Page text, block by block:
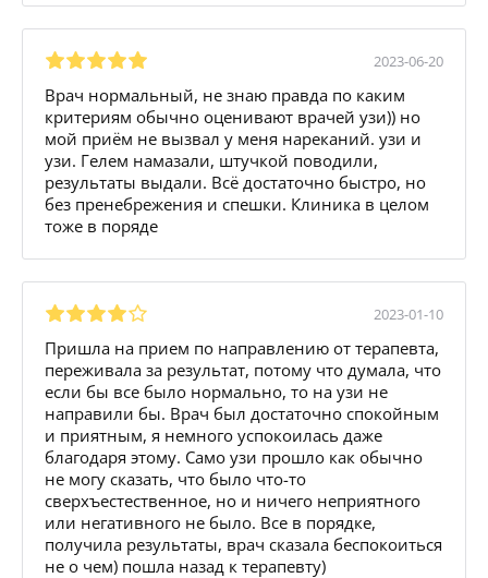
2023-06-20
Врач нормальный, не знаю правда по каким
критериям обычно оценивают врачей узи)) но
мой приём не вызвал у меня нареканий. узи и
узи. Гелем намазали, штучкой поводили,
результаты выдали. Всё достаточно быстро, но
без пренебрежения и спешки. Клиника в целом
тоже в поряде
2023-01-10
Пришла на прием по направлению от терапевта,
переживала за результат, потому что думала, что
если бы все было нормально, то на узи не
направили бы. Врач был достаточно спокойным
и приятным, я немного успокоилась даже
благодаря этому. Само узи прошло как обычно
не могу сказать, что было что-то
сверхъестественное, но и ничего неприятного
или негативного не было. Все в порядке,
получила результаты, врач сказала беспокоиться
не о чем) пошла назад к терапевту)